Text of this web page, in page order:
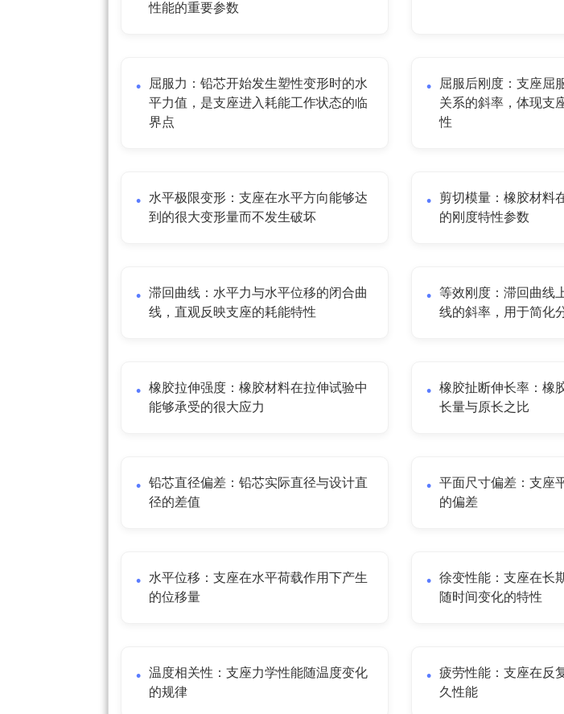
性能的重要参数
屈服力：铅芯开始发生塑性变形时的水
平力值，是支座进入耗能工作状态的临
界点
屈服后刚度：支座屈
关系的斜率，体现支
性
水平极限变形：支座在水平方向能够达
到的很大变形量而不发生破坏
剪切模量：橡胶材料
的刚度特性参数
滞回曲线：水平力与水平位移的闭合曲
线，直观反映支座的耗能特性
等效刚度：滞回曲线
线的斜率，用于简化
橡胶拉伸强度：橡胶材料在拉伸试验中
能够承受的很大应力
橡胶扯断伸长率：橡
长量与原长之比
铅芯直径偏差：铅芯实际直径与设计直
径的差值
平面尺寸偏差：支座
的偏差
水平位移：支座在水平荷载作用下产生
的位移量
徐变性能：支座在长
随时间变化的特性
温度相关性：支座力学性能随温度变化
的规律
疲劳性能：支座在反
久性能